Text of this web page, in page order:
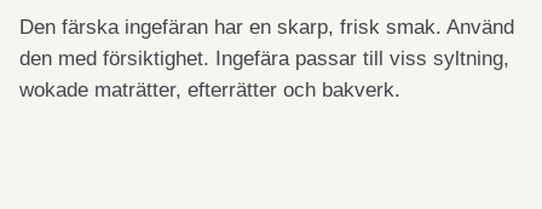
Den färska ingefäran har en skarp, frisk smak. Använd
den med försiktighet. Ingefära passar till viss syltning,
wokade maträtter, efterrätter och bakverk.